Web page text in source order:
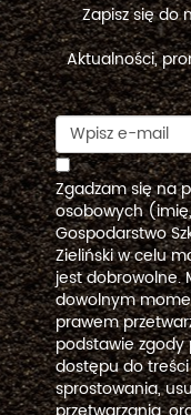
Zapisz się do
Aktualności,
Zgadzam się na
osobowych
Gospodarstwo
Zieliński w celu
jest dobrowolne.
dowolnym
prawem
podstawie
dostępu do
sprostowania,